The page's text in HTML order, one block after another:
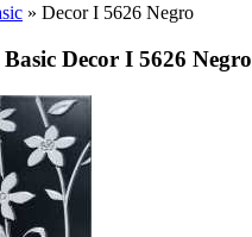
» Decor I 5626 Negro
Decor I 5626 Negro